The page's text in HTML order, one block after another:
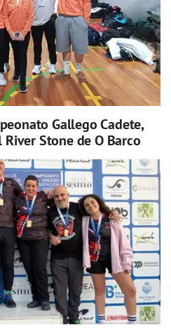
Gallego Cadete,
Stone de O Barco